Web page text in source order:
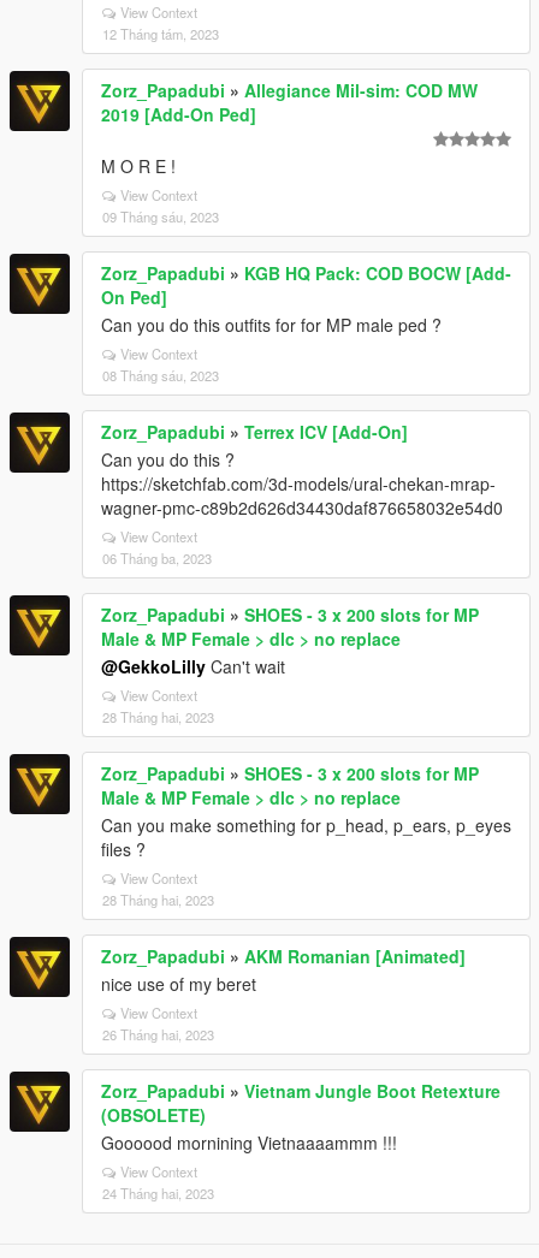
View Context
12 Tháng tám, 2023
Zorz_Papadubi » Allegiance Mil-sim: COD MW
2019 [Add-On Ped]
M O R E !
View Context
09 Tháng sáu, 2023
Zorz_Papadubi » KGB HQ Pack: COD BOCW [Add-
On Ped]
Can you do this outfits for for MP male ped ?
View Context
08 Tháng sáu, 2023
Zorz_Papadubi » Terrex ICV [Add-On]
Can you do this ?
https://sketchfab.com/3d-models/ural-chekan-mrap-
wagner-pmc-c89b2d626d34430daf876658032e54d0
View Context
06 Tháng ba, 2023
Zorz_Papadubi » SHOES - 3 x 200 slots for MP
Male & MP Female > dlc > no replace
@GekkoLilly Can't wait
View Context
28 Tháng hai, 2023
Zorz_Papadubi » SHOES - 3 x 200 slots for MP
Male & MP Female > dlc > no replace
Can you make something for p_head, p_ears, p_eyes
files ?
View Context
28 Tháng hai, 2023
Zorz_Papadubi » AKM Romanian [Animated]
nice use of my beret
View Context
26 Tháng hai, 2023
Zorz_Papadubi » Vietnam Jungle Boot Retexture
(OBSOLETE)
Goooood mornining Vietnaaaammm !!!
View Context
24 Tháng hai, 2023